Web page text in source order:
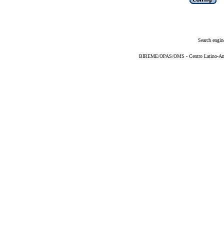
Search
BIREME/OPAS/OMS - Centro Latino-